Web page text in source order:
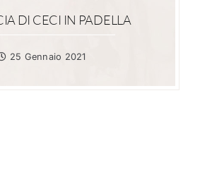
DI CECI IN PADELLA
25 Gennaio 2021